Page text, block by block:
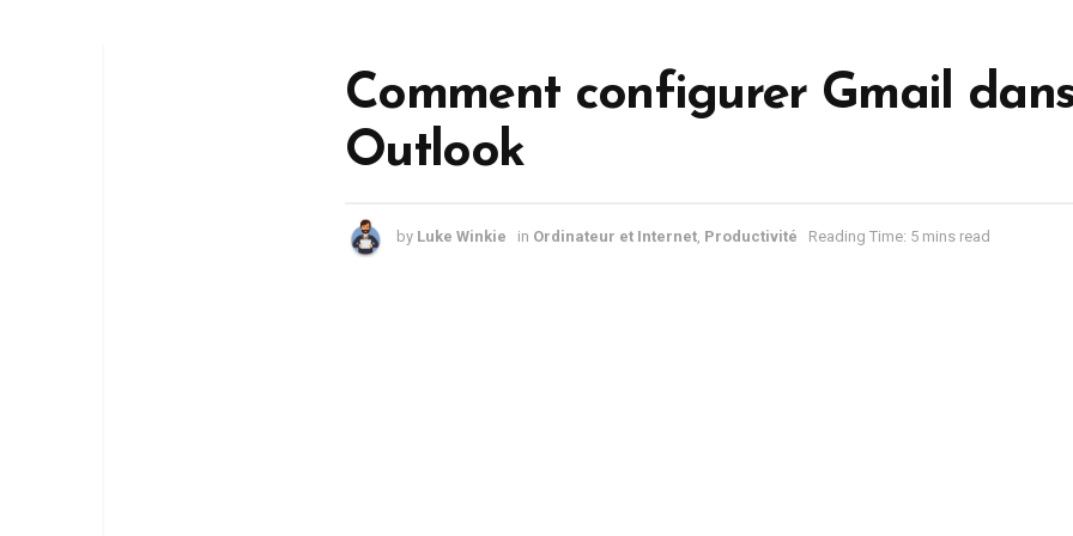
Comment configurer Gmail
Outlook
by Luke Winkie in Ordinateur et Internet Productivité Reading Time: 5 mins read